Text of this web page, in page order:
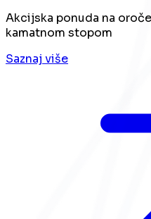
Akcijska ponuda na
kamatnom stopom
Saznaj više